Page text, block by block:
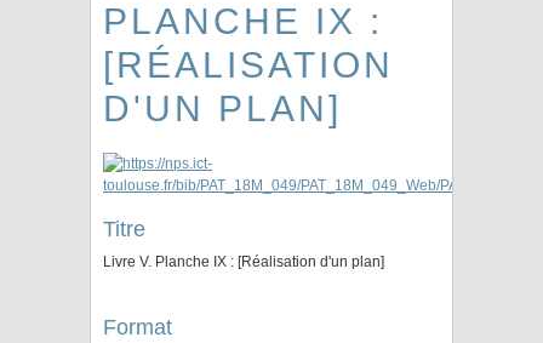
PLANCHE IX :
[RÉALISATION
D'UN PLAN]
Titre
Livre V. Planche IX : [Réalisation d'un plan]
Format